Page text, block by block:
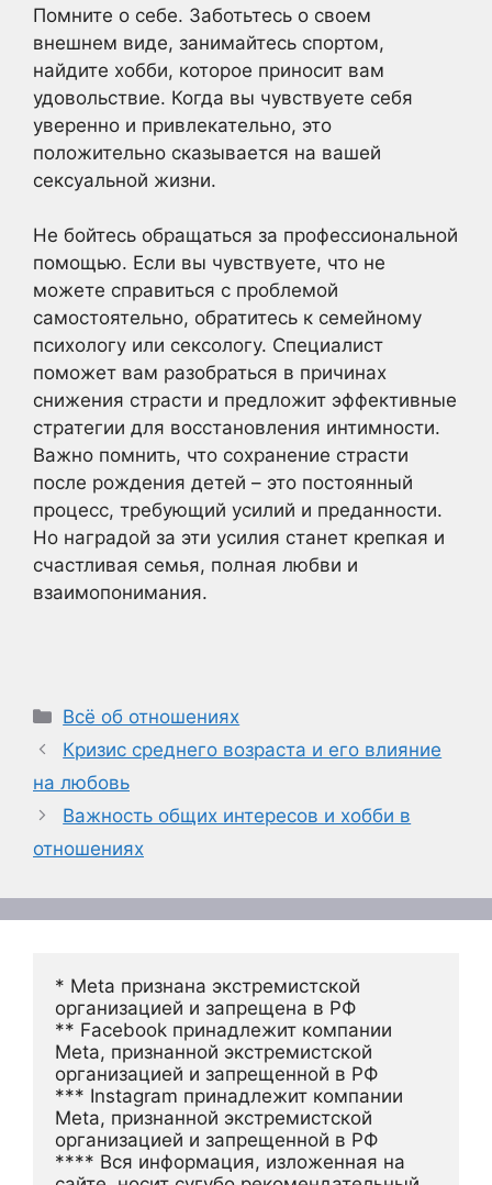
Помните о себе. Заботьтесь о своем
внешнем виде, занимайтесь спортом,
найдите хобби, которое приносит вам
удовольствие. Когда вы чувствуете себя
уверенно и привлекательно, это
положительно сказывается на вашей
сексуальной жизни.
Не бойтесь обращаться за профессиональной
помощью. Если вы чувствуете, что не
можете справиться с проблемой
самостоятельно, обратитесь к семейному
психологу или сексологу. Специалист
поможет вам разобраться в причинах
снижения страсти и предложит эффективные
стратегии для восстановления интимности.
Важно помнить, что сохранение страсти
после рождения детей – это постоянный
процесс, требующий усилий и преданности.
Но наградой за эти усилия станет крепкая и
счастливая семья, полная любви и
взаимопонимания.
Рубрики
Всё об отношениях
Кризис среднего возраста и его влияние
на любовь
Важность общих интересов и хобби в
отношениях
* Meta признана экстремистской
организацией и запрещена в РФ
** Facebook принадлежит компании
Meta, признанной экстремистской
организацией и запрещенной в РФ
*** Instagram принадлежит компании
Meta, признанной экстремистской
организацией и запрещенной в РФ
**** Вся информация, изложенная на